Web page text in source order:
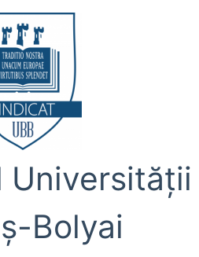
Universității
Bolyai